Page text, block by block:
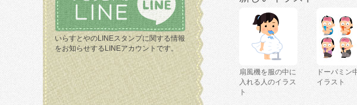
いらすとやのLINEスタンプに関する情報
をお知らせするLINEアカウントです。
扇風機を服の中に
入れる人のイラス
ト
ドーパミン
イラスト